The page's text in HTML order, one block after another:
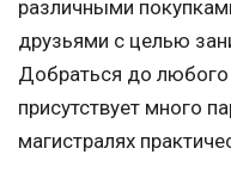
различными
друзьями с целью
Добраться до любого
присутствует много
магистралях